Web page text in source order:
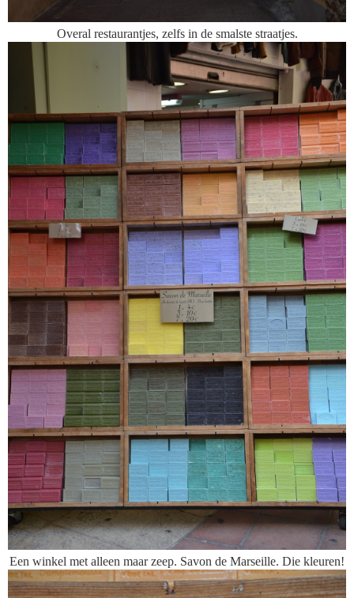
Overal restaurantjes, zelfs in de smalste straatjes.
Een winkel met alleen maar zeep. Savon de Marseille. Die kleuren!